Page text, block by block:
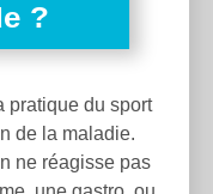
?
pratique du sport
de la maladie.
ne réagisse pas